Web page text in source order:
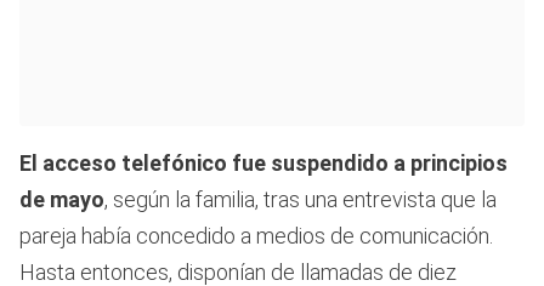
El acceso telefónico fue suspendido a principios
de mayo, según la familia, tras una entrevista que la
pareja había concedido a medios de comunicación.
Hasta entonces, disponían de llamadas de diez